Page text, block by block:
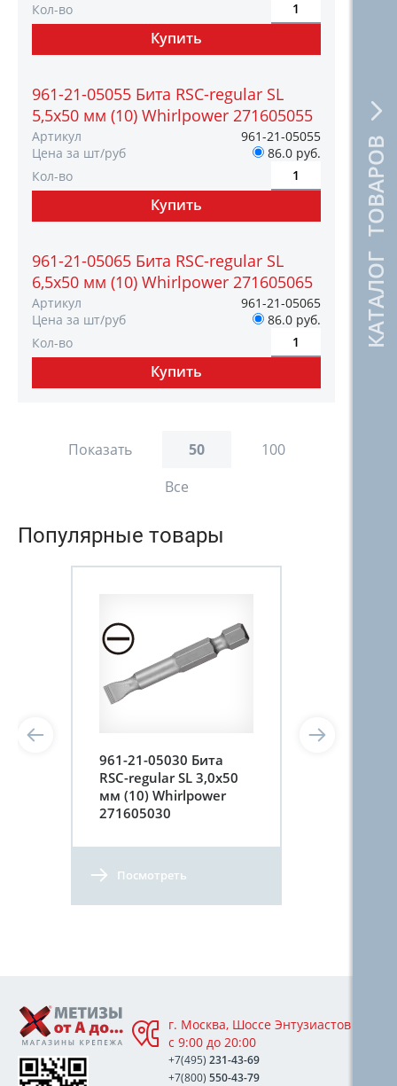
КАТАЛОГ ТОВАРОВ
Кол-во
961-21-05055 Бита RSC-regular SL
5,5х50 мм (10) Whirlpower 271605055
Артикул
961-21-05055
Цена за шт/руб
86.0 руб.
Кол-во
961-21-05065 Бита RSC-regular SL
6,5х50 мм (10) Whirlpower 271605065
Артикул
961-21-05065
Цена за шт/руб
86.0 руб.
Кол-во
Показать 50
100
Все
Популярные товары
961-21-05030 Бита
RSC-regular SL 3,0х50
мм (10) Whirlpower
271605030
Посмотреть
г. Москва, Шоссе Энтузиастов 76А,
с 9:00 до 20:00
+7(495) 231-43-69
+7(800) 550-43-79